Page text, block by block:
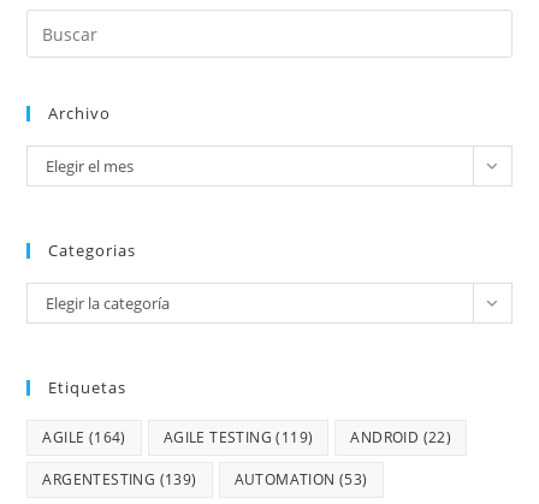
Archivo
Elegir el mes
Categorias
Elegir la categoría
Etiquetas
AGILE (164) AGILE TESTING (119) ANDROID (22)
ARGENTESTING (139) AUTOMATION (53)